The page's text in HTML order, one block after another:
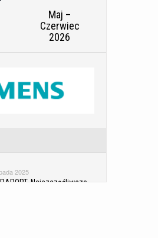
Maj –
Czerwiec
2026
2025
Najszczęśliwsze